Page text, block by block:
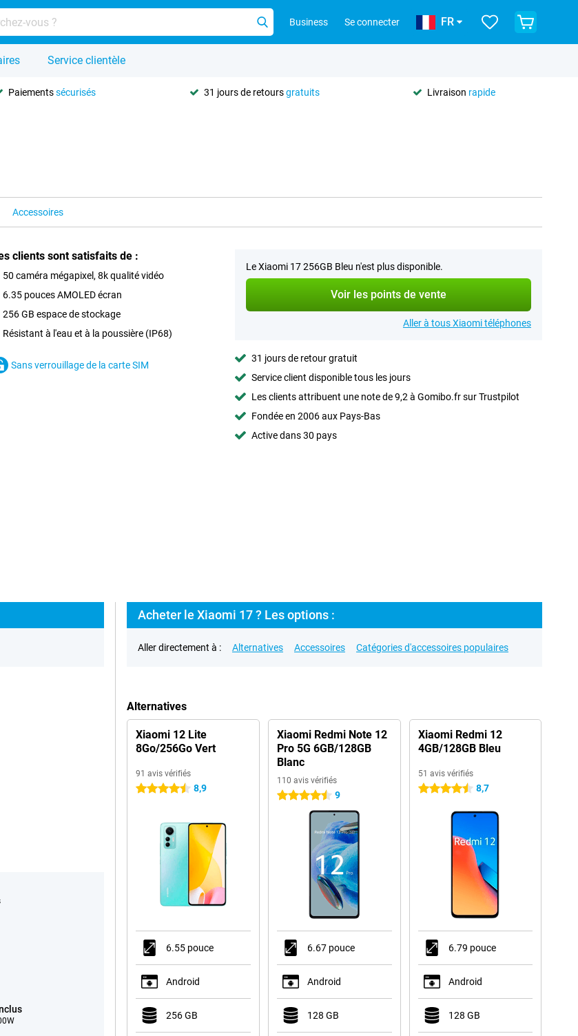
Business Se connecter FR
Service clientèle
Paiementssécurisés 31 jours de retoursgratuits Livraison rapide
Accessoires
clients sont satisfaits de :
50 caméra mégapixel, 8k qualité vidéo
6.35 pouces AMOLED écran
256 GB espace de stockage
Résistant à l'eau et à la poussière (IP68)
Sans verrouillage de la carte SIM
Le Xiaomi 17 256GB Bleu n'est plus disponible.
Voir les points de vente
Aller à tous Xiaomi téléphones
31 jours de retour gratuit
Service client disponible tous les jours
Les clients attribuent une note de 9,2 à Gomibo.fr sur Trustpilot
Fondée en 2006 aux Pays-Bas
Active dans 30 pays
Acheter le Xiaomi 17 ? Les options :
Aller directement à : Alternatives Accessoires Catégories d'accessoires populaires
Alternatives
Xiaomi 12 Lite
8Go/256Go Vert
91 avis vérifiés
4.5 étoiles 8,9
6.55 pouce
Android
256 GB
Xiaomi Redmi Note 12
Pro 5G 6GB/128GB
Blanc
110 avis vérifiés
4.5 étoiles 9
6.67 pouce
Android
128 GB
Xiaomi Redmi 12
4GB/128GB Bleu
51 avis vérifiés
4.5 étoiles 8,7
6.79 pouce
Android
128 GB